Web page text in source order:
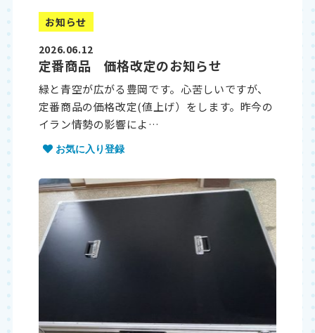
お知らせ
2026.06.12
定番商品 価格改定のお知らせ
緑と青空が広がる豊岡です。心苦しいですが、
定番商品の価格改定(値上げ）をします。昨今の
イラン情勢の影響によ…
お気に入り登録